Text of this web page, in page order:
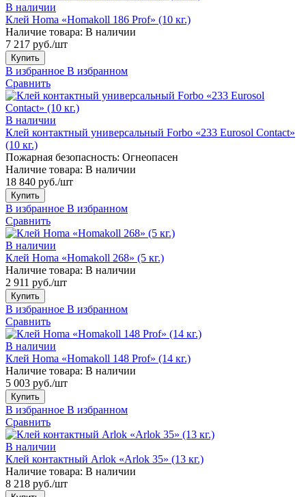
В наличии
Клей Homa «Homakoll 186 Prof» (10 кг.)
Наличие товара: В наличии
7 217 руб./шт
Купить
В избранное В избранном
Сравнить
В наличии
Клей контактный универсальный Forbo «233 Eurosol Contact»
(10 кг.)
Пожарная безопасность: Огнеопасен
Наличие товара: В наличии
18 840 руб./шт
Купить
В избранное В избранном
Сравнить
В наличии
Клей Homa «Homakoll 268» (5 кг.)
Наличие товара: В наличии
2 911 руб./шт
Купить
В избранное В избранном
Сравнить
В наличии
Клей Homa «Homakoll 148 Prof» (14 кг.)
Наличие товара: В наличии
5 003 руб./шт
Купить
В избранное В избранном
Сравнить
В наличии
Клей контактный Arlok «Arlok 35» (13 кг.)
Наличие товара: В наличии
8 218 руб./шт